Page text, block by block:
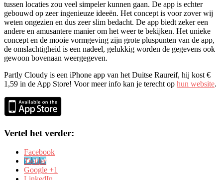
tussen locaties zou veel simpeler kunnen gaan. De app is echter
gebouwd op zeer ingenieuze ideeën. Het concept is voor zover wij
weten ongezien en dus zeer slim bedacht. De app biedt zeker een
andere en amusantere manier om het weer te bekijken. Het unieke
concept en de mooie vormgeving zijn grote pluspunten van de app,
de omslachtigheid is een nadeel, gelukkig worden de gegevens ook
gewoon bovenaan weergegeven.
Partly Cloudy is een iPhone app van het Duitse Raureif, hij kost €
1,59 in de App Store! Voor meer info kan je terecht op hun website.
Vertel het verder:
Facebook
Twitter
Google +1